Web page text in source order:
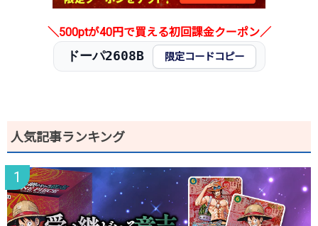
2025.10.25
200円 380円
300円 780円
＼500ptが40円で買える初回課金クーポン／
ドーパ2608B 限定コードコピー
人気記事ランキング